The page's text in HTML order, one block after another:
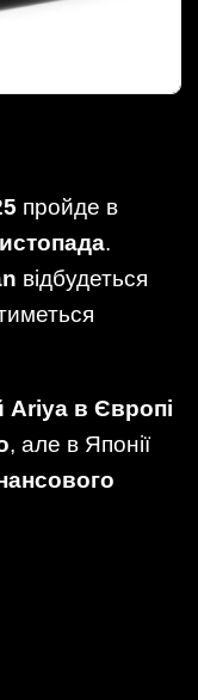
пройде в
.
відбудеться
Ariya в Європі
, але в Японії